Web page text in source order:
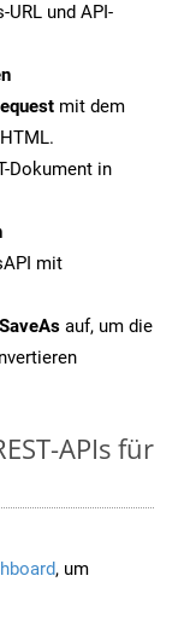
URL und API-
mit dem
Dokument in
mit
auf, um die
APIs für
, um